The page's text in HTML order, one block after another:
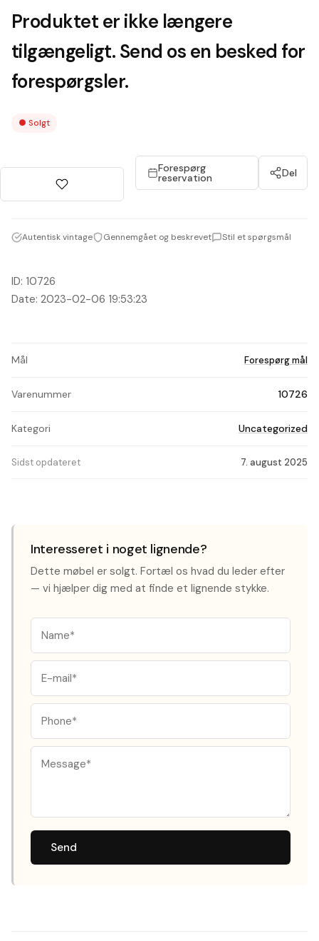
ID: 10726
Date: 2023-02-06 19:53:23
Mål Forespørg mål
Varenummer 10726
Kategori Uncategorized
Sidst opdateret 7. august 2025
Produktet er ikke længere
tilgængeligt. Send os en besked for
forespørgsler.
● Solgt
Forespørg
reservation Del
Autentisk vintage Gennemgået og beskrevet Stil et spørgsmål
Interesseret i noget lignende?
Dette møbel er solgt. Fortæl os hvad du leder efter
— vi hjælper dig med at finde et lignende stykke.
Send